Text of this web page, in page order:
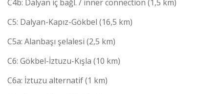
C4b: Dalyan iç bağl. / inner connection (1,5 km)
C5: Dalyan-Kapız-Gökbel (16,5 km)
C5a: Alanbaşı şelalesi (2,5 km)
C6: Gökbel-İztuzu-Kışla (10 km)
C6a: İztuzu alternatif (1 km)